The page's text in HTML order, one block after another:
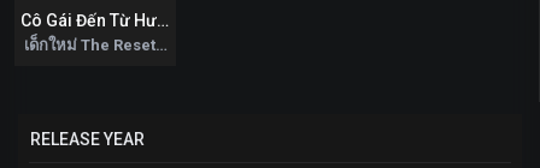
0
Cô Gái Đến Từ Hư Vô: Tái Khởi Động
เด็กใหม่ The Reset 2026
RELEASE YEAR